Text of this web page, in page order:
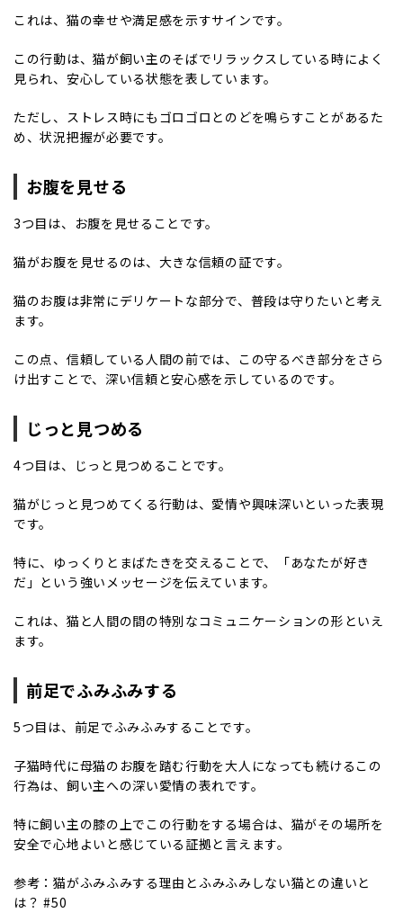
これは、猫の幸せや満足感を示すサインです。
この行動は、猫が飼い主のそばでリラックスしている時によく
見られ、安心している状態を表しています。
ただし、ストレス時にもゴロゴロとのどを鳴らすことがあるた
め、状況把握が必要です。
お腹を見せる
3つ目は、お腹を見せることです。
猫がお腹を見せるのは、大きな信頼の証です。
猫のお腹は非常にデリケートな部分で、普段は守りたいと考え
ます。
この点、信頼している人間の前では、この守るべき部分をさら
け出すことで、深い信頼と安心感を示しているのです。
じっと見つめる
4つ目は、じっと見つめることです。
猫がじっと見つめてくる行動は、愛情や興味深いといった表現
です。
特に、ゆっくりとまばたきを交えることで、「あなたが好き
だ」という強いメッセージを伝えています。
これは、猫と人間の間の特別なコミュニケーションの形といえ
ます。
前足でふみふみする
5つ目は、前足でふみふみすることです。
子猫時代に母猫のお腹を踏む行動を大人になっても続けるこの
行為は、飼い主への深い愛情の表れです。
特に飼い主の膝の上でこの行動をする場合は、猫がその場所を
安全で心地よいと感じている証拠と言えます。
参考：猫がふみふみする理由とふみふみしない猫との違いと
は？ #50